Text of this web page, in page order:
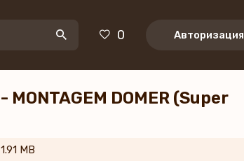
0 Авторизация
DOMER (Super
1.91 MB